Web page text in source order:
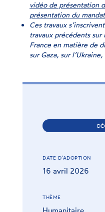
vidéo de présentation
présentation du mandat
Ces travaux
travaux précédents
France en matière de
sur Gaza, sur
DATE D’ADOPTION
16 avril 2026
THÈME
Humanitaire